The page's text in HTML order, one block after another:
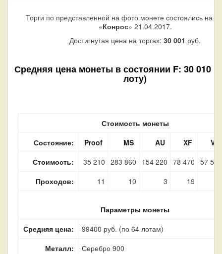
Торги по представленной на фото монете состоялись на
«Конрос» 21.04.2017.
Достигнутая цена на торгах: 30 001 руб.
Средняя цена монеты в состоянии F: 30 010
лоту)
Стоимость монеты
Состояние:
Proof MS AU XF
VF
Стоимость:
35 210 283 860 154 220 78 470 57 590
Проходов:
11 10 3 19
Параметры монеты
Средняя цена:
99400 руб. (по 64 лотам)
Металл:
Серебро 900